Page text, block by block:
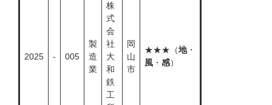
2025 - 005
製
造
業
株
式
会
社
大
和
鉄
工
岡
山
市
★★★（地・
風 ・ 感）